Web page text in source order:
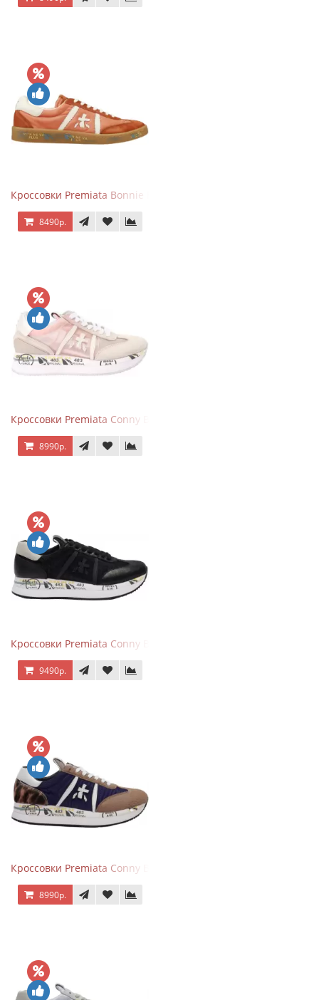
Кроссовки Premiata Bonnie Brick Orange
8490р.
Кроссовки Premiata Conny Beige Pink
8990р.
Кроссовки Premiata Conny Black
9490р.
Кроссовки Premiata Conny Blue Brown
8990р.